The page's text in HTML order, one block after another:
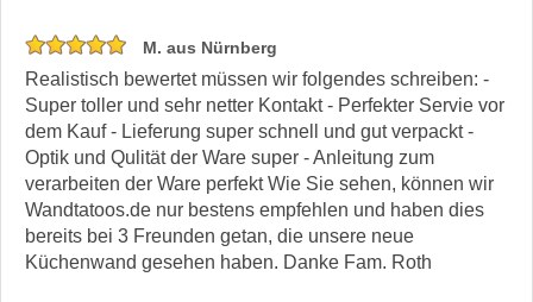
M. aus Nürnberg
Realistisch bewertet müssen wir folgendes schreiben: -
Super toller und sehr netter Kontakt - Perfekter Servie vor
dem Kauf - Lieferung super schnell und gut verpackt -
Optik und Qulität der Ware super - Anleitung zum
verarbeiten der Ware perfekt Wie Sie sehen, können wir
Wandtatoos.de nur bestens empfehlen und haben dies
bereits bei 3 Freunden getan, die unsere neue
Küchenwand gesehen haben. Danke Fam. Roth